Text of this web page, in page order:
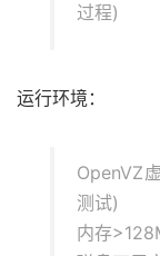
过程)
运行环境：
OpenVZ
测试)
内存